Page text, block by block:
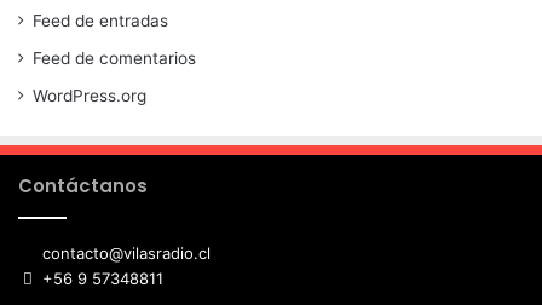
Feed de entradas
Feed de comentarios
WordPress.org
Contáctanos
contacto@vilasradio.cl
+56 9 57348811